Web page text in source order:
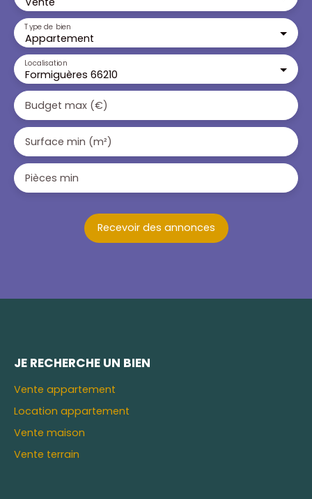
Appartement
Type de bien
Formiguères 66210
Localisation
Budget max (€)
Surface min (m²)
Pièces min
Recevoir des annonces
JE RECHERCHE UN BIEN
Vente appartement
Location appartement
Vente maison
Vente terrain